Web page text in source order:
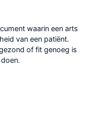
waarin een arts
van een patiënt.
of fit genoeg is